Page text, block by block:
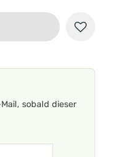
sobald dieser